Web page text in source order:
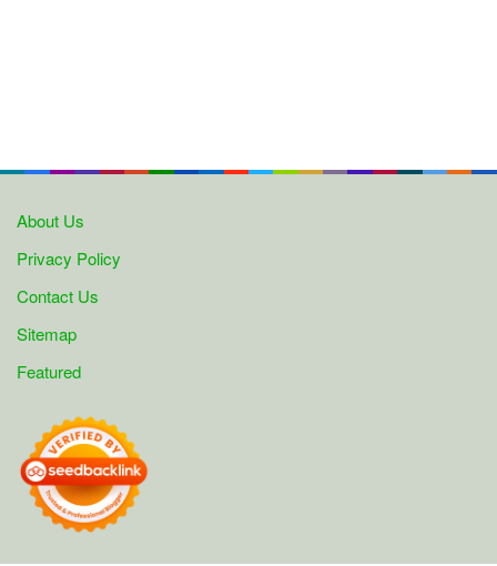
About Us
Privacy Policy
Contact Us
Sitemap
Featured